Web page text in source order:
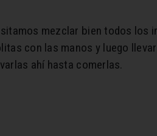
mezclar bien todos los
con las manos y luego
ahí hasta comerlas.